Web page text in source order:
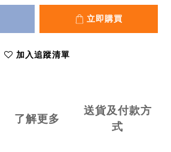
立即購買
加入追蹤清單
了解更多
送貨及付款方
式